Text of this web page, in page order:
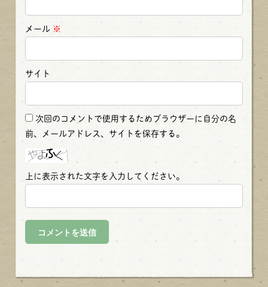
メール ※
サイト
次回のコメントで使用するためブラウザーに自分の名
前、メールアドレス、サイトを保存する。
上に表示された文字を入力してください。